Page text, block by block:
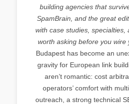
building agencies that
SpamBrain, and the great
with case studies, specialties,
worth asking before you wire
Budapest has become an
gravity for European link
aren’t romantic: cost
operators’ comfort with
outreach, a strong technical